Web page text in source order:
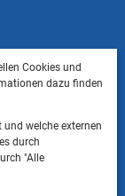
Lech NICHT
Cookies und
dazu finden
welche externen
durch
"Alle